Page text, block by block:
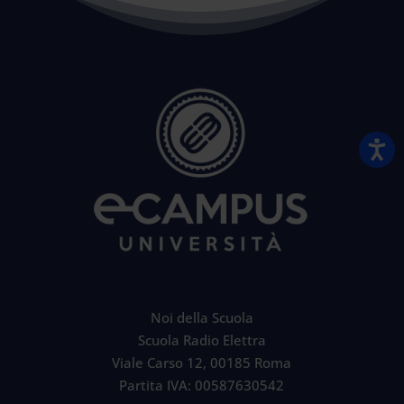
Noi della Scuola
Scuola Radio Elettra
Viale Carso 12, 00185 Roma
Partita IVA: 00587630542